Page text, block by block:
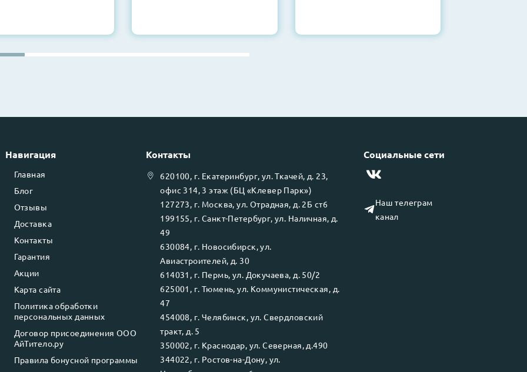
Навигация
Главная
Блог
Отзывы
Доставка
Контакты
Гарантия
Акции
Карта сайта
Политика обработки
персональных данных
Договор присоединения ООО
АйТитело.ру
Правила бонусной программы
Контакты
620100, г. Екатеринбург, ул.Ткачей, д. 23,
офис 314, 3 этаж (БЦ «Клевер Парк»)
127273, г. Москва, ул. Отрадная, д. 2Б ст6
199155, г. Санкт-Петербург, ул. Наличная, д.
49
630084, г. Новосибирск, ул.
Авиастроителей, д. 30
614031 , г. Пермь, ул. Докучаева, д. 50/2
625001 , г. Тюмень, ул. Коммунистическая, д.
47
454008, г. Челябинск, ул.Свердловский
тракт, д. 5
350002, г. Краснодар, ул.Северная, д.490
344022, г. Ростов-на-Дону, ул.
Социальные сети
Наш телеграм
канал